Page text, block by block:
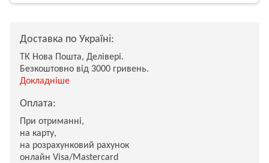
Доставка по Україні:
ТК Нова Пошта, Делівері.
Безкоштовно від 3000 гривень.
Докладніше
Оплата:
При отриманні,
на карту,
на розрахунковий рахунок
онлайн Visa/Mastercard